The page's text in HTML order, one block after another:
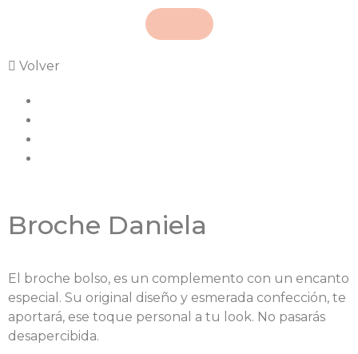
Volver
Broche Daniela
El broche bolso, es un complemento con un encanto
especial. Su original diseño y esmerada confección, te
aportará, ese toque personal a tu look. No pasarás
desapercibida.